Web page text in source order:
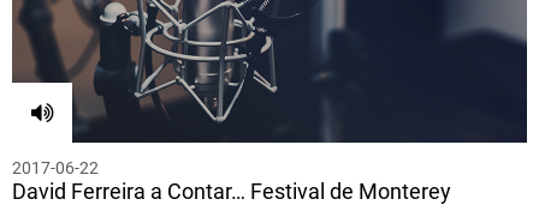
2017-06-22
David Ferreira a Contar… Festival de Monterey